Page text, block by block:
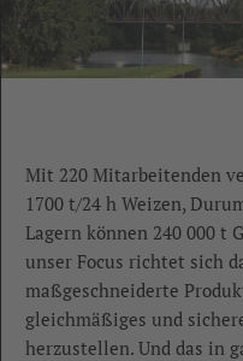
Mit 220 Mitarbeitenden
1700 t/24 h Weizen,
Lagern können 240 000 t
unser Focus richtet sich
maßgeschneiderte
gleichmäßiges und
herzustellen. Und das in